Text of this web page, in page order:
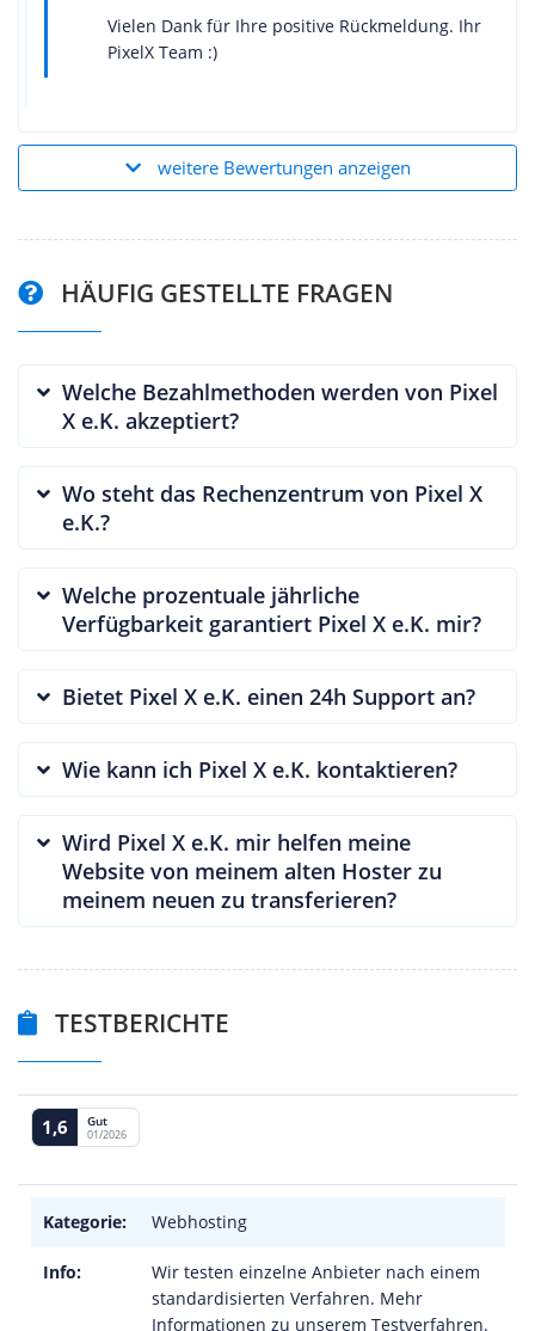
Vielen Dank für Ihre positive Rückmeldung. Ihr
PixelX Team :)
weitere Bewertungen anzeigen
HÄUFIG GESTELLTE FRAGEN
Welche Bezahlmethoden werden von Pixel
X e.K. akzeptiert?
Wo steht das Rechenzentrum von Pixel X
e.K.?
Welche prozentuale jährliche
Verfügbarkeit garantiert Pixel X e.K. mir?
Bietet Pixel X e.K. einen 24h Support an?
Wie kann ich Pixel X e.K. kontaktieren?
Wird Pixel X e.K. mir helfen meine
Website von meinem alten Hoster zu
meinem neuen zu transferieren?
TESTBERICHTE
1,6 Gut
01/2026
Kategorie: Webhosting
Info:
Wir testen einzelne Anbieter nach einem
standardisierten Verfahren. Mehr
Informationen zu unserem Testverfahren.